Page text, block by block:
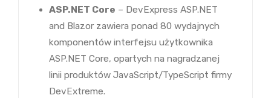
ASP.NET Core – DevExpress ASP.NET
and Blazor zawiera ponad 80 wydajnych
komponentów interfejsu użytkownika
ASP.NET Core, opartych na nagradzanej
linii produktów JavaScript/TypeScript firmy
DevExtreme.